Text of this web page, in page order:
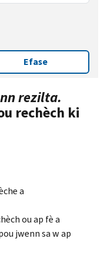
Efase
rezilta.
rechèch ki
a
ou ap fè a
jwenn sa w ap